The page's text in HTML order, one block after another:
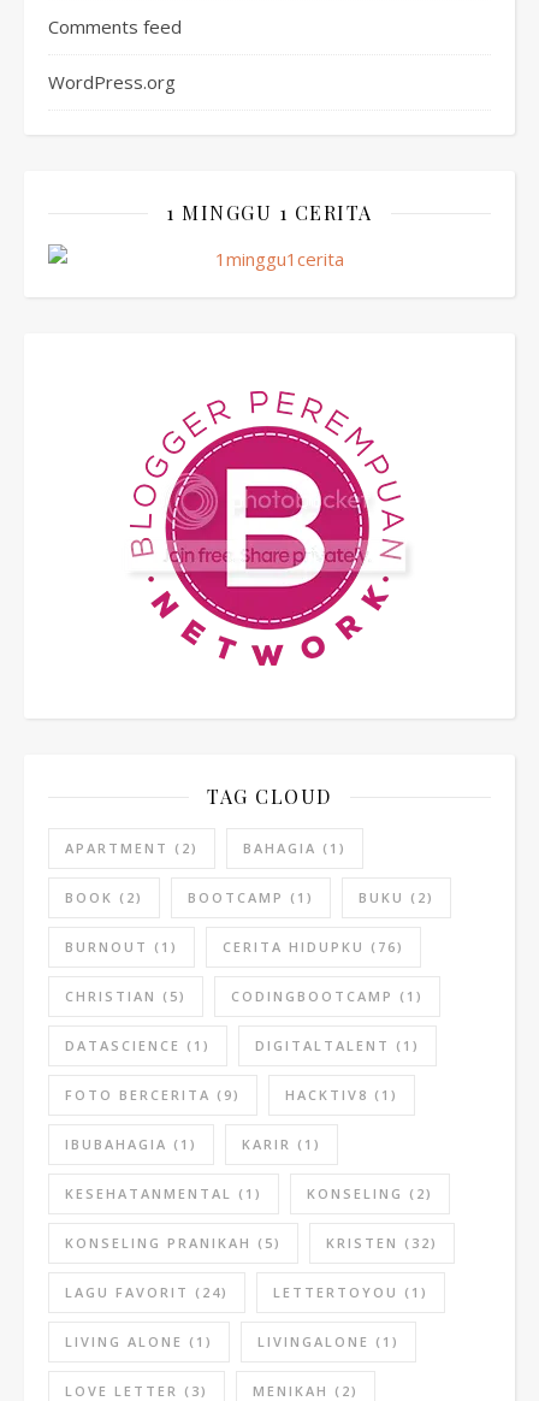
Comments feed
WordPress.org
1 MINGGU 1 CERITA
TAG CLOUD
APARTMENT (2) BAHAGIA (1)
BOOK (2) BOOTCAMP (1) BUKU (2)
BURNOUT (1) CERITA HIDUPKU (76)
CHRISTIAN (5) CODINGBOOTCAMP (1)
DATASCIENCE (1) DIGITALTALENT (1)
FOTO BERCERITA (9) HACKTIV8 (1)
IBUBAHAGIA (1) KARIR (1)
KESEHATANMENTAL (1) KONSELING (2)
KONSELING PRANIKAH (5) KRISTEN (32)
LAGU FAVORIT (24) LETTERTOYOU (1)
LIVING ALONE (1) LIVINGALONE (1)
LOVE LETTER (3) MENIKAH (2)